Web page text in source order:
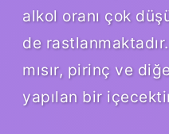
alkol oranı çok
de
mısır, pirinç ve
yapılan bir